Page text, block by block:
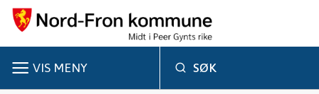
o
r
SØK
VIS MENY